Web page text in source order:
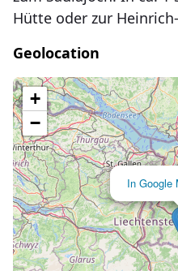
Hütte oder zur
Geolocation
Lade Karte...
In Google
+
−